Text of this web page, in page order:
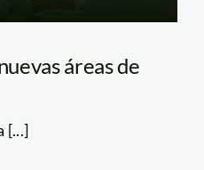
áreas de
[...]